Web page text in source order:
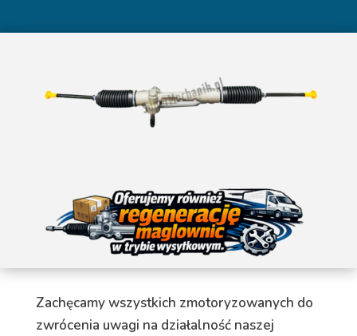
Zachęcamy wszystkich zmotoryzowanych do
zwrócenia uwagi na działalność naszej